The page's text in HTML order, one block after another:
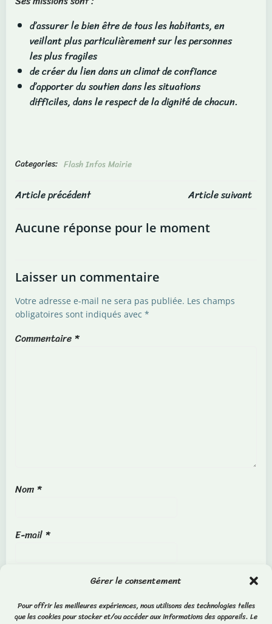
Gérer le consentement
Pour offrir les meilleures expériences, nous utilisons des technologies telles
que les cookies pour stocker et/ou accéder aux informations des appareils. Le
d’assurer le bien être de tous les habitants, en
veillant plus particulièrement sur les personnes
les plus fragiles
de créer du lien dans un climat de confiance
d’apporter du soutien dans les situations
difficiles, dans le respect de la dignité de chacun.
Categories: Flash Infos Mairie
Post
navigation
Article précédent
navigation
Article suivant
Aucune réponse pour le moment
Laisser un commentaire
Votre adresse e-mail ne sera pas publiée. Les champs
obligatoires sont indiqués avec *
Commentaire *
Nom *
E-mail *